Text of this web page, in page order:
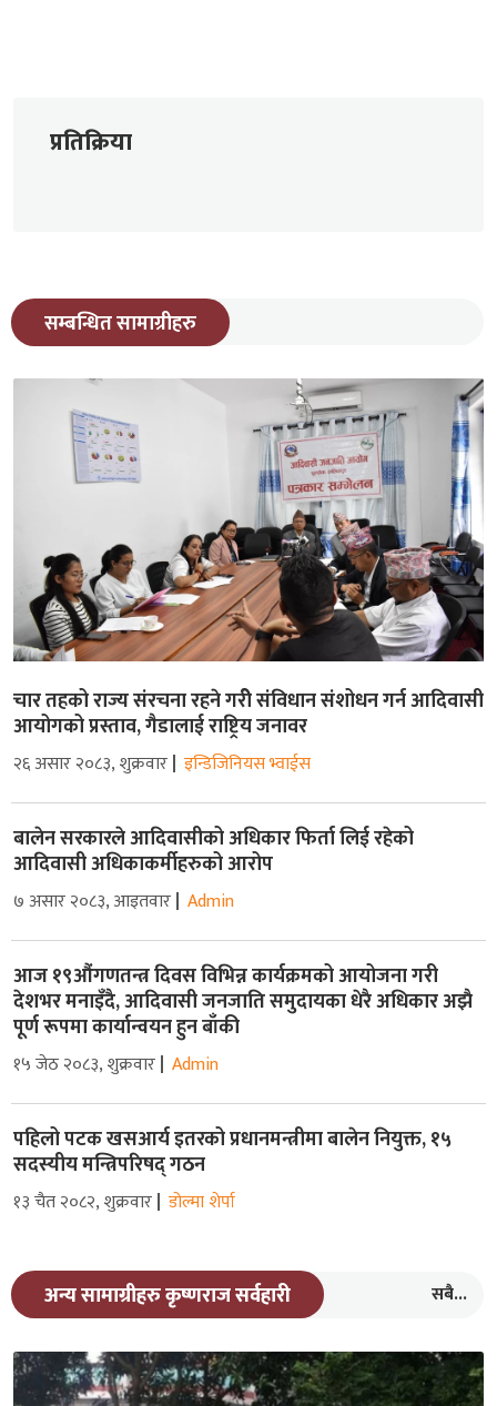
प्रतिक्रिया
सम्बन्धित सामाग्रीहरु
चार तहको राज्य संरचना रहने गरीे संविधान संशोधन गर्न आदिवासी
आयोगको प्रस्ताव, गैडालाई राष्ट्रिय जनावर
२६ असार २०८३, शुक्रवार इन्डिजिनियस भ्वाईस
बालेन सरकारले आदिवासीको अधिकार फिर्ता लिई रहेको
आदिवासी अधिकाकर्मीहरुको आरोप
७ असार २०८३, आइतवार Admin
आज १९औंगणतन्त्र दिवस विभिन्न कार्यक्रमको आयोजना गरी
देशभर मनाइँदै, आदिवासी जनजाति समुदायका धेरै अधिकार अझै
पूर्ण रूपमा कार्यान्वयन हुन बाँकी
१५ जेठ २०८३, शुक्रवार Admin
पहिलो पटक खसआर्य इतरको प्रधानमन्त्रीमा बालेन नियुक्त, १५
सदस्यीय मन्त्रिपरिषद् गठन
१३ चैत २०८२, शुक्रवार डोल्मा शेर्पा
अन्य सामाग्रीहरु कृष्णराज सर्वहारी सबै...